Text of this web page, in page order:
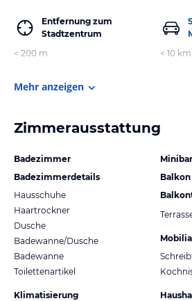
Entfernung zum
Stadtzentrum
< 200 m
< 10 km
Mehr anzeigen
Zimmerausstattung
Badezimmer
Badezimmerdetails
Hausschuhe
Haartrockner
Dusche
Badewanne/Dusche
Badewanne
Toilettenartikel
Klimatisierung
Minibar
Balkon